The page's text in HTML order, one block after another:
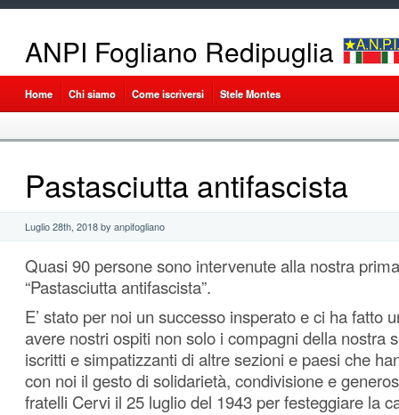
ANPI Fogliano Redipuglia
Home Chi siamo Come iscriversi Stele Montes
Pastasciutta antifascista
Luglio 28th, 2018 by anpifogliano
Quasi 90 persone sono intervenute alla nostra
“Pastasciutta antifascista”.
E’ stato per noi un successo insperato e ci ha fatto
avere nostri ospiti non solo i compagni della nostra
iscritti e simpatizzanti di altre sezioni e paesi che
con noi il gesto di solidarietà, condivisione e
fratelli Cervi il 25 luglio del 1943 per festeggiare la